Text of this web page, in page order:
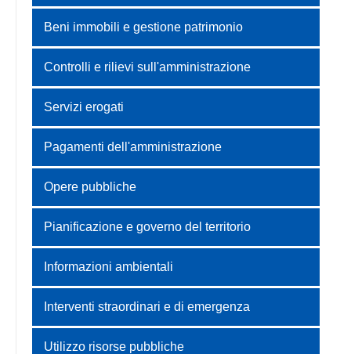
Beni immobili e gestione patrimonio
Controlli e rilievi sull'amministrazione
Servizi erogati
Pagamenti dell'amministrazione
Opere pubbliche
Pianificazione e governo del territorio
Informazioni ambientali
Interventi straordinari e di emergenza
Utilizzo risorse pubbliche